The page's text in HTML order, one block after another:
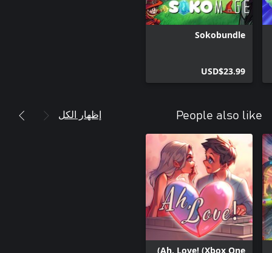
Sokobundle
USD$23.99
People also like إظهار الكل
Ah, Love! (Xbox One)